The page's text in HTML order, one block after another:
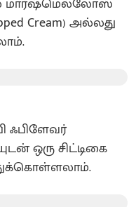
Cream) அல்லது
ஃபிளேவர்
ஒரு சிட்டிகை